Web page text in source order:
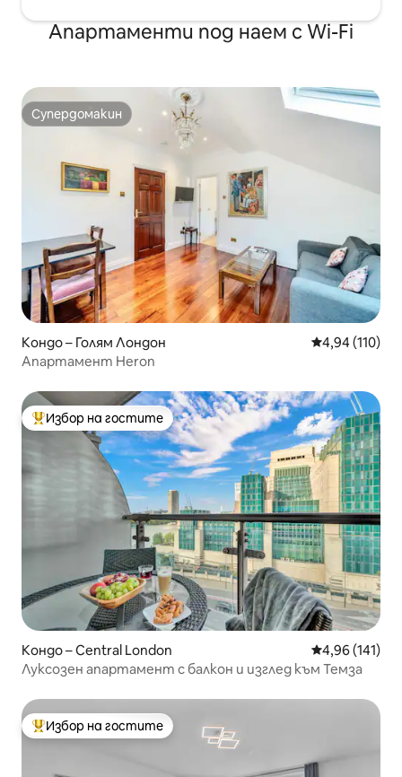
Апартаменти под наем с Wi-Fi
Супердомакин
Супердомакин
Кондо – Голям Лондон Средна
4,94 (110)
Апартамент Heron
Най-популярен избор на гостите
Избор на гостите
Кондо – Central London Средна
4,96 (141)
Луксозен апартамент с балкон и изглед към Темза
Най-популярен избор на гостите
Избор на гостите